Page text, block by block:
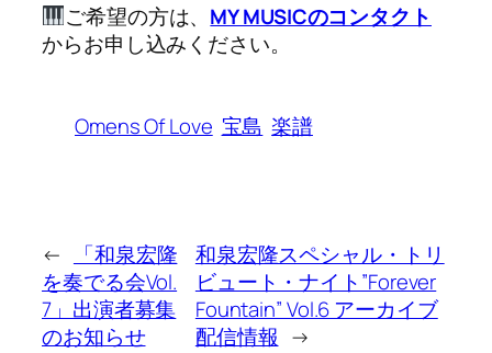
ご希望の方は、 MY MUSICのコンタクト
からお申し込みください。
Omens Of Love 宝島 楽譜
←
「和泉宏隆
を奏でる会Vol.
7」出演者募集
のお知らせ
和泉宏隆スペシャル・トリ
ビュート・ナイト”Forever
Fountain” Vol.6 アーカイブ
配信情報 →